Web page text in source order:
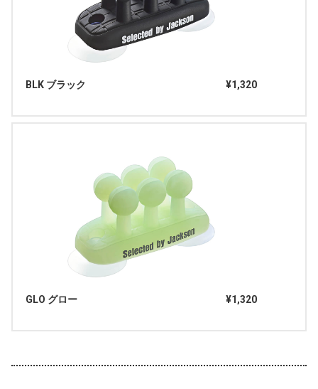
BLK ブラック ¥1,320
GLO グロー ¥1,320